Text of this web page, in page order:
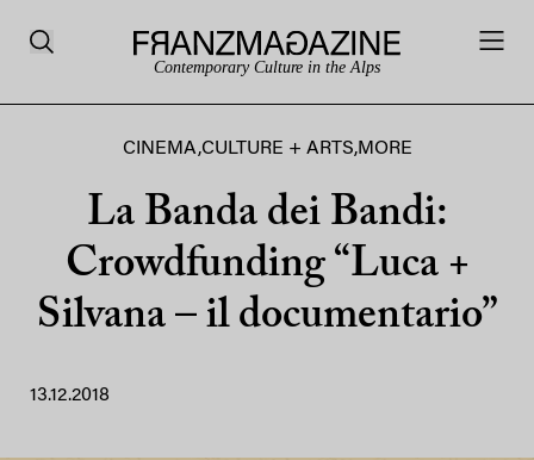
Contemporary Culture in the Alps
CINEMA,CULTURE + ARTS,MORE
La Banda dei Bandi:
Crowdfunding “Luca +
Silvana – il documentario”
13.12.2018